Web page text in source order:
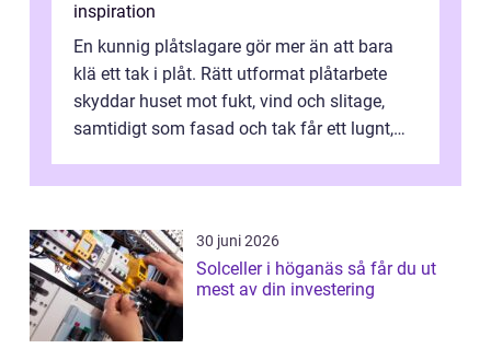
inspiration
En kunnig plåtslagare gör mer än att bara
klä ett tak i plåt. Rätt utformat plåtarbete
skyddar huset mot fukt, vind och slitage,
samtidigt som fasad och tak får ett lugnt,
30 juni 2026
Solceller i höganäs så får du ut
mest av din investering